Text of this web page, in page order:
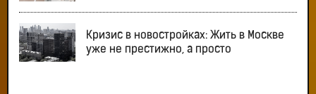
Кризис в новостройках: Жить в Москве
уже не престижно, а просто